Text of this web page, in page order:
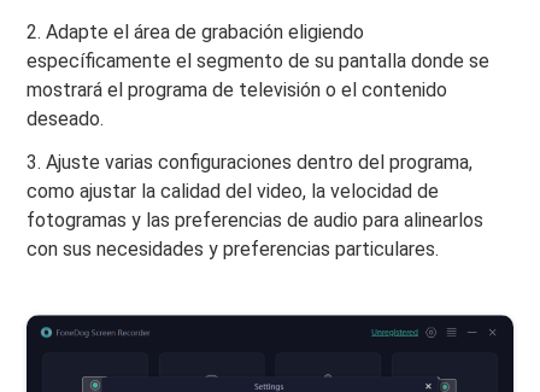
2. Adapte el área de grabación eligiendo
específicamente el segmento de su pantalla donde se
mostrará el programa de televisión o el contenido
deseado.
3. Ajuste varias configuraciones dentro del programa,
como ajustar la calidad del video, la velocidad de
fotogramas y las preferencias de audio para alinearlos
con sus necesidades y preferencias particulares.